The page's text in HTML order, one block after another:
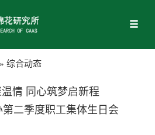
» 综合动态
情 同心筑梦启新程
二季度职工集体生日会